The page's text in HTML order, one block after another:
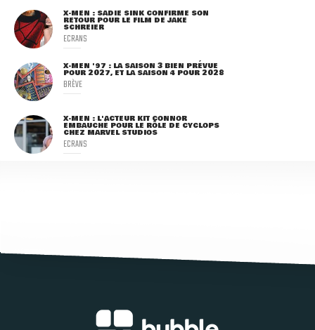
X-MEN : SADIE SINK CONFIRME SON
RETOUR POUR LE FILM DE JAKE
SCHREIER
ECRANS
X-MEN '97 : LA SAISON 3 BIEN PRÉVUE
POUR 2027, ET LA SAISON 4 POUR 2028
BRÈVE
X-MEN : L'ACTEUR KIT CONNOR
EMBAUCHÉ POUR LE RÔLE DE CYCLOPS
CHEZ MARVEL STUDIOS
ECRANS